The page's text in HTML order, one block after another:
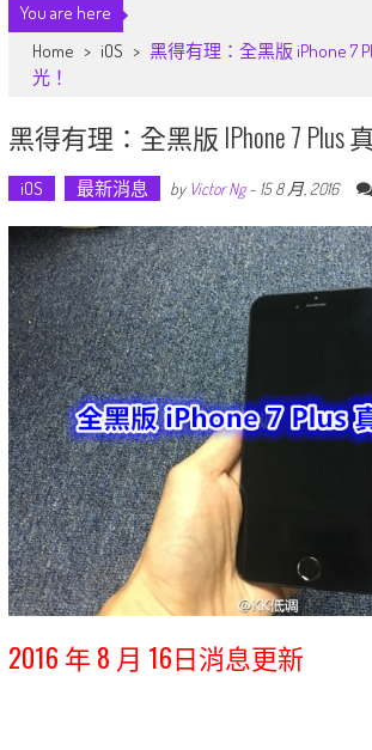
You are here
Home > iOS > 黑得有理：全黑版 iPhone 7
光！
黑得有理：全黑版 IPhone 7 Plus
iOS 最新消息 by Victor Ng- 15 8 月, 2016
2016 年 8 月 16日消息更新